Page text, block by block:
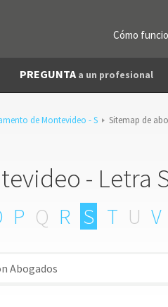
Cómo
PREGUNTA a un profesional
de Montevideo - S Sitemap de
- Letra
P Q R S T U V
Abogados